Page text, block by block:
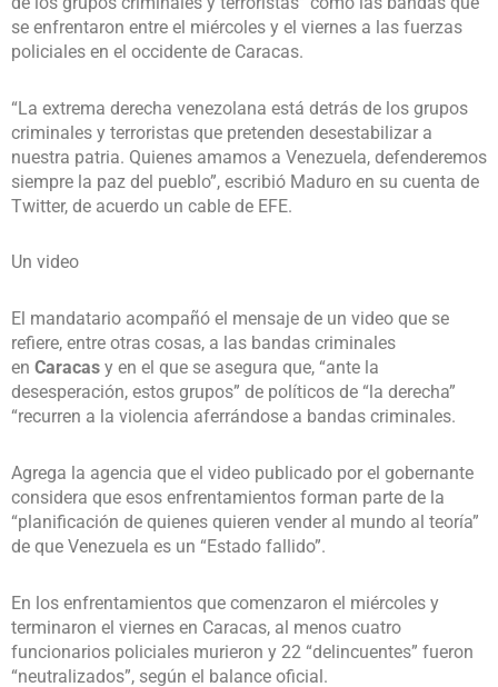
se enfrentaron entre el miércoles y el viernes a las fuerzas
policiales en el occidente de Caracas.
“La extrema derecha venezolana está detrás de los grupos
criminales y terroristas que pretenden desestabilizar a
nuestra patria. Quienes amamos a Venezuela, defenderemos
siempre la paz del pueblo”, escribió Maduro en su cuenta de
Twitter, de acuerdo un cable de EFE.
Un video
El mandatario acompañó el mensaje de un video que se
refiere, entre otras cosas, a las bandas criminales
en Caracas y en el que se asegura que, “ante la
desesperación, estos grupos” de políticos de “la derecha”
“recurren a la violencia aferrándose a bandas criminales.
Agrega la agencia que el video publicado por el gobernante
considera que esos enfrentamientos forman parte de la
“planificación de quienes quieren vender al mundo al teoría”
de que Venezuela es un “Estado fallido”.
En los enfrentamientos que comenzaron el miércoles y
terminaron el viernes en Caracas, al menos cuatro
funcionarios policiales murieron y 22 “delincuentes” fueron
“neutralizados”, según el balance oficial.